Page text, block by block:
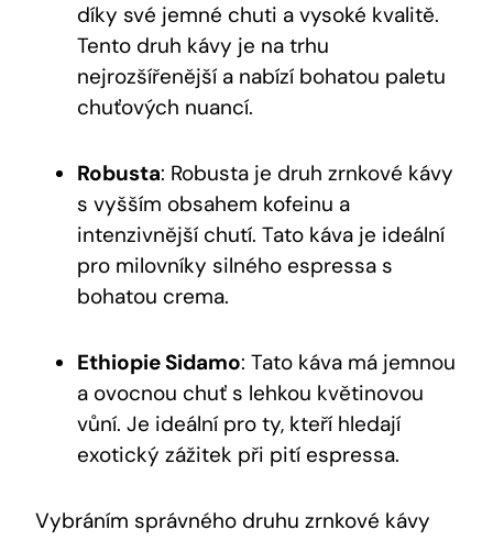
díky své jemné chuti a vysoké kvalitě.
Tento druh kávy je na trhu
nejrozšířenější a nabízí bohatou paletu
chuťových nuancí.
Robusta: Robusta je druh zrnkové kávy
s vyšším obsahem kofeinu a
intenzivnější chutí. Tato káva je ideální
pro milovníky silného espressa s
bohatou crema.
Ethiopie Sidamo: Tato káva má jemnou
a ovocnou chuť s lehkou květinovou
vůní. Je ideální pro ty, kteří hledají
exotický zážitek při pití espressa.
Vybráním správného druhu zrnkové kávy